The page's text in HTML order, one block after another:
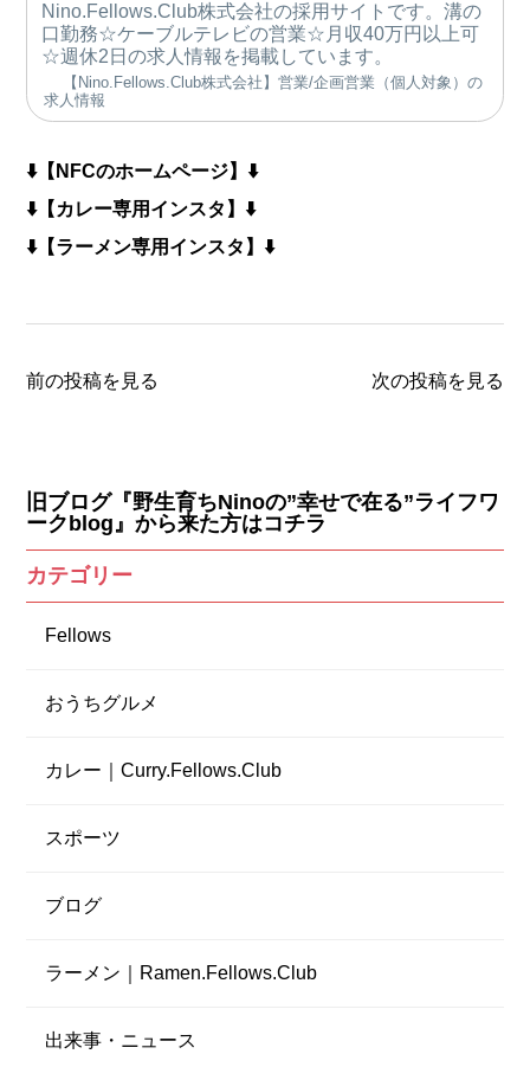
Nino.Fellows.Club株式会社の採用サイトです。溝の
口勤務☆ケーブルテレビの営業☆月収40万円以上可
☆週休2日の求人情報を掲載しています。
【Nino.Fellows.Club株式会社】営業/企画営業（個人対象）の
求人情報
⬇️【NFCのホームページ】⬇️
⬇️【カレー専用インスタ】⬇️
⬇️【ラーメン専用インスタ】⬇️
前の投稿を見る 次の投稿を見る
旧ブログ『野生育ちNinoの”幸せで在る”ライフワ
ークblog』から来た方はコチラ
カテゴリー
Fellows
おうちグルメ
カレー｜Curry.Fellows.Club
スポーツ
ブログ
ラーメン｜Ramen.Fellows.Club
出来事・ニュース